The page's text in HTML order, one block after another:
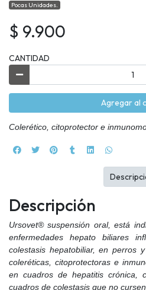
Pocas Unidades.
$ 9.900
CANTIDAD
Agregar al
Colerético, citoprotector e
Descripción
Ursovet® suspensión oral, está
enfermedades hepato biliares
colestasis hepatobiliar, en perros
coleréticas, citoprotectoras e
en cuadros de hepatitis crónica,
cuadros de colestasis que no